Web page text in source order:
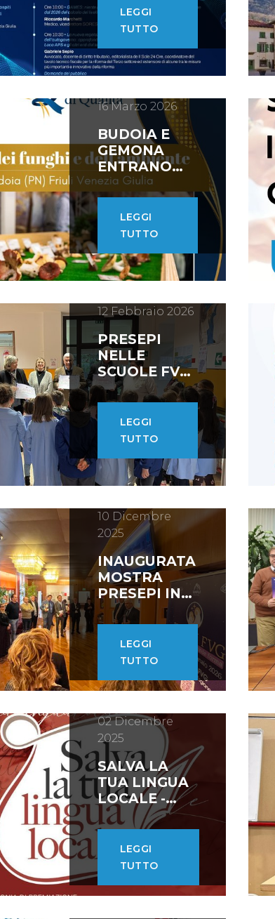
CONVEGNO A
UDINE IL 18
APRILE
LEGGI
TUTTO
16 Marzo 2026
BUDOIA E
GEMONA
ENTRANO
NEL
MARCHIO
SAGRE DI
QUALITA'
LEGGI
TUTTO
12 Febbraio 2026
PRESEPI
NELLE
SCUOLE FVG:
ECCO I
VINCITORI
LEGGI
TUTTO
10 Dicembre
2025
INAUGURATA
MOSTRA
PRESEPI IN
CONSIGLIO
REGIONALE
FVGLEGGI
TUTTO
02 Dicembre
2025
SALVA LA
TUA LINGUA
LOCALE -
PREMIAZIONI
LEGGI
TUTTO